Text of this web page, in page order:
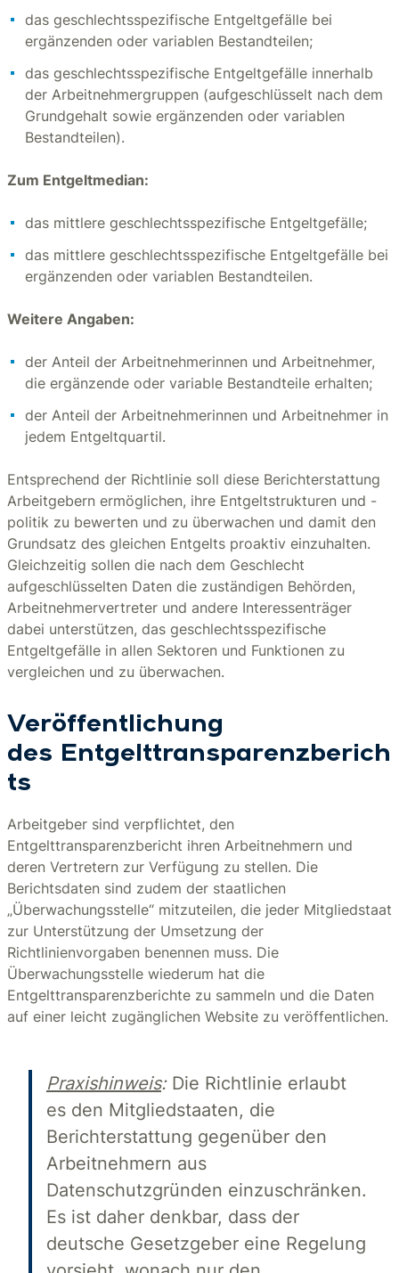
das geschlechtsspezifische Entgeltgefälle bei
ergänzenden oder variablen Bestandteilen;
das geschlechtsspezifische Entgeltgefälle innerhalb
der Arbeitnehmergruppen (aufgeschlüsselt nach dem
Grundgehalt sowie ergänzenden oder variablen
Bestandteilen).
Zum Entgeltmedian:
das mittlere geschlechtsspezifische Entgeltgefälle;
das mittlere geschlechtsspezifische Entgeltgefälle bei
ergänzenden oder variablen Bestandteilen.
Weitere Angaben:
der Anteil der Arbeitnehmerinnen und Arbeitnehmer,
die ergänzende oder variable Bestandteile erhalten;
der Anteil der Arbeitnehmerinnen und Arbeitnehmer in
jedem Entgeltquartil.
Entsprechend der Richtlinie soll diese Berichterstattung
Arbeitgebern ermöglichen, ihre Entgeltstrukturen und -
politik zu bewerten und zu überwachen und damit den
Grundsatz des gleichen Entgelts proaktiv einzuhalten.
Gleichzeitig sollen die nach dem Geschlecht
aufgeschlüsselten Daten die zuständigen Behörden,
Arbeitnehmervertreter und andere Interessenträger
dabei unterstützen, das geschlechtsspezifische
Entgeltgefälle in allen Sektoren und Funktionen zu
vergleichen und zu überwachen.
Veröffentlichung
des Entgelttransparenzberich
ts
Arbeitgeber sind verpflichtet, den
Entgelttransparenzbericht ihren Arbeitnehmern und
deren Vertretern zur Verfügung zu stellen. Die
Berichtsdaten sind zudem der staatlichen
„Überwachungsstelle“ mitzuteilen, die jeder Mitgliedstaat
zur Unterstützung der Umsetzung der
Richtlinienvorgaben benennen muss. Die
Überwachungsstelle wiederum hat die
Entgelttransparenzberichte zu sammeln und die Daten
auf einer leicht zugänglichen Website zu veröffentlichen.
Praxishinweis: Die Richtlinie erlaubt
es den Mitgliedstaaten, die
Berichterstattung gegenüber den
Arbeitnehmern aus
Datenschutzgründen einzuschränken.
Es ist daher denkbar, dass der
deutsche Gesetzgeber eine Regelung